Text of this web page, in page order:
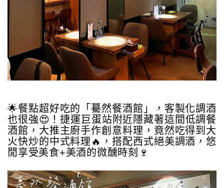
🌟餐點超好吃的「驀然餐酒館」，客製化調酒
也很強😍！捷運巨蛋站附近隱藏著這間低調餐
酒館，大推主廚手作創意料理，竟然吃得到大
火快炒的中式料理🔥，搭配西式絕美調酒，悠
閒享受美食+美酒的微醺時刻🍷